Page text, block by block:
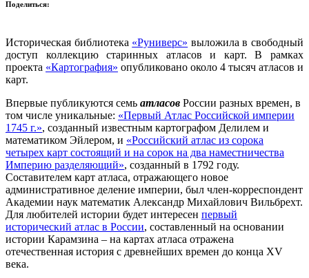
Поделиться:
Историческая библиотека «Руниверс» выложила в свободный
доступ коллекцию старинных атласов и карт. В рамках
проекта «Картография» опубликовано около 4 тысяч атласов и
карт.
Впервые публикуются семь атласов России разных времен, в
том числе уникальные: «Первый Атлас Российской империи
1745 г.», созданный известным картографом Делилем и
математиком Эйлером, и «Российский атлас из сорока
четырех карт состоящий и на сорок на два наместничества
Империю разделяющий», созданный в 1792 году.
Составителем карт атласа, отражающего новое
административное деление империи, был член-корреспондент
Академии наук математик Александр Михайлович Вильбрехт.
Для любителей истории будет интересен первый
исторический атлас в России, составленный на основании
истории Карамзина – на картах атласа отражена
отечественная история с древнейших времен до конца XV
века.